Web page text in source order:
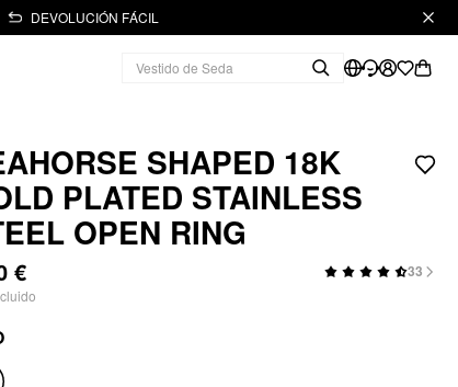
DEVOLUCIÓN FÁCIL
SHAPED 18K
PLATED STAINLESS
OPEN RING
€ 33